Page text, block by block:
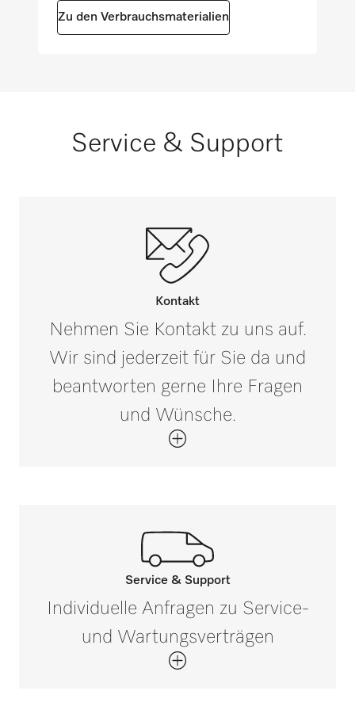
Zu den Verbrauchsmaterialien
Service & Support
Kontakt
Nehmen Sie Kontakt zu uns auf.
Wir sind jederzeit für Sie da und
beantworten gerne Ihre Fragen
und Wünsche.
Rufen Sie unsere Experten an.
Wenn Sie Fragen haben oder weitere
Informationen benötigen, kontaktieren Sie
uns bitte unter 0 52 41 22 44 644*
Service & Support
Individuelle Anfragen zu Service-
und Wartungsverträgen